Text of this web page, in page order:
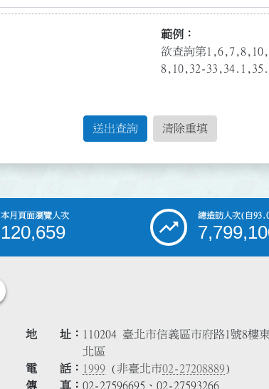
範例：
欲查詢第
8,10,32-
送出查詢 清除重填
本月頁面瀏覽人次
120,659
總造訪人次(自
地 址
110204 臺北市信義區市府路1號8樓東
北區
電 話
1999 (非臺北市02-27208889)
傳 真
02-27596695、02-27593266